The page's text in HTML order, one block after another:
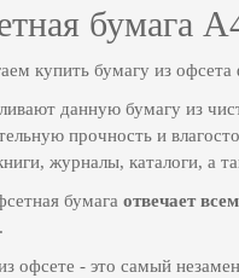
бумага
купить бумагу из
данную бумагу из
прочность и
журналы, каталоги, а
бумага отвечает
офсете - это самый